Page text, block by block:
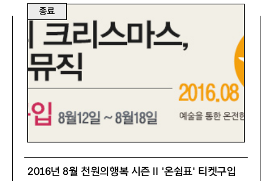
종료
2016년 8월 천원의행복 시즌 Ⅱ '온쉼표' 티켓구입